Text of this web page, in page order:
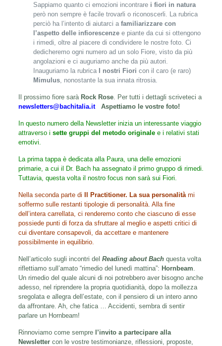
Sappiamo quanto ci emozioni incontrare i fiori in natura
però non sempre è facile trovarli o riconoscerli. La rubrica
perciò ha l’intento di aiutarci a familiarizzare con
l’aspetto delle infiorescenzee piante da cui si ottengono
i rimedi, oltre al piacere di condividere le nostre foto. Ci
dedicheremo ogni numero ad un solo Fiore, visto da più
angolazioni e ci auguriamo anche da più autori.
Inauguriamo la rubrica
I nostri Fiori con il caro (e raro)
Mimulus, nonostante la sua innata ritrosia.
Il prossimo fiore sarà Rock Rose. Per tutti i dettagli scriveteci a
newsletters@bachitalia.it
Aspettiamo le vostre foto!
In questo numero della Newsletter inizia un interessante viaggio
attraverso i sette gruppi del metodo originalee i relativi stati
emotivi.
La prima tappa è dedicata alla Paura, una delle emozioni
primarie, a cui il Dr. Bach ha assegnato il primo gruppo di rimedi.
Tuttavia, questa volta il nostro focus non sarà sui Fiori.
Nella seconda parte di Il Practitioner. La sua personalità mi
soffermo sulle restanti tipologie di personalità. Alla fine
dell’intera carrellata, ci renderemo conto che ciascuno di esse
possiede punti di forza da sfruttare al meglio e aspetti critici di
cui diventare consapevoli, da accettare e mantenere
possibilmente in equilibrio.
Nell’articolo sugli incontri del Reading about Bachquesta volta
riflettiamo sull’amato “rimedio del lunedì mattina”: Hornbeam
Un rimedio del quale alcuni di noi potrebbero aver bisogno anche
adesso, nel riprendere la propria quotidianità, dopo la mollezza
sregolata e allegra dell’estate, con il pensiero di un intero anno
da affrontare. Ah, che fatica … Accidenti, sembra di sentir
parlare un Hornbeam!
Rinnoviamo come sempre l’invito a partecipare alla
Newslettercon le vostre testimonianze, riflessioni, proposte,